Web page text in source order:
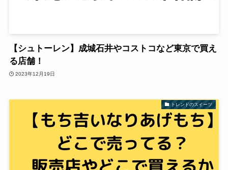
【シュトーレン】成城石井やコストコなど東京で買え
る店舗！
2023年12月19日
トレンドのスイーツ